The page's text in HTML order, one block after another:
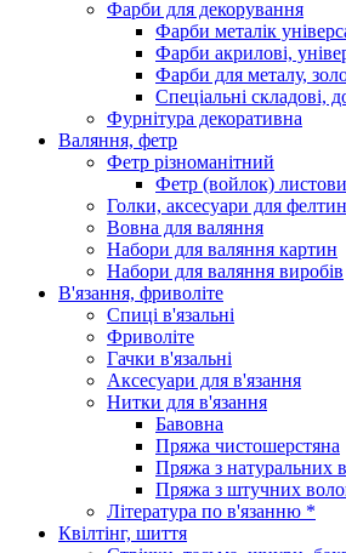
Фарби для декорування
Фарби металік
Фарби акрилові,
Фарби для металу,
Спеціальні складові,
Фурнітура декоративна
Валяння, фетр
Фетр різноманітний
Фетр (войлок)
Голки, аксесуари для
Вовна для валяння
Набори для валяння картин
Набори для валяння виробів
В'язання, фриволіте
Спиці в'язальні
Фриволіте
Гачки в'язальні
Аксесуари для в'язання
Нитки для в'язання
Бавовна
Пряжа чистошерстяна
Пряжа з натуральних
Пряжа з штучних
Література по в'язанню *
Квілтінг, шиття